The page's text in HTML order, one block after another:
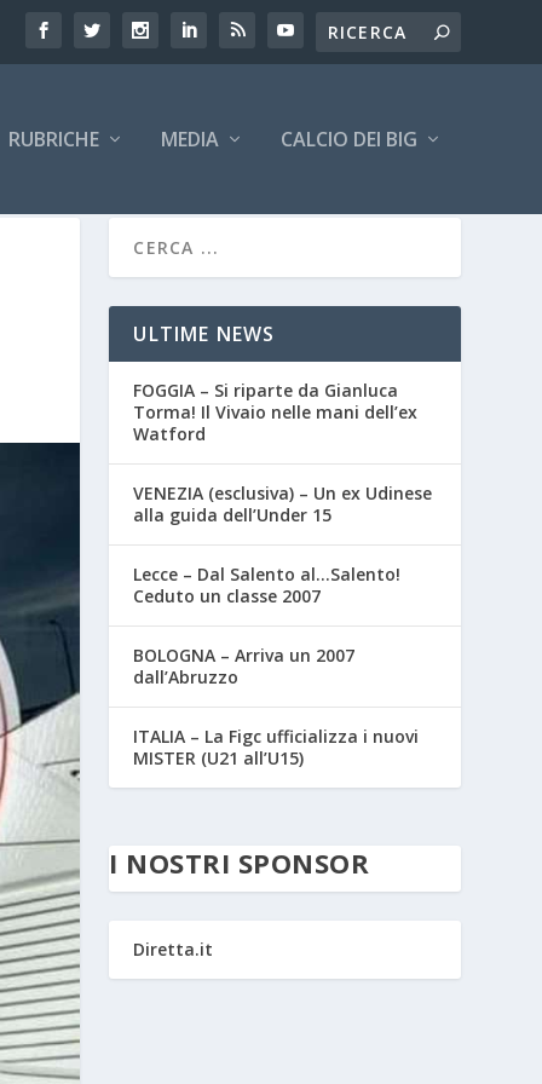
RUBRICHE MEDIA CALCIO DEI BIG
ULTIME NEWS
FOGGIA – Si riparte da Gianluca
Torma! Il Vivaio nelle mani dell’ex
Watford
VENEZIA (esclusiva) – Un ex Udinese
alla guida dell’Under 15
Lecce – Dal Salento al…Salento!
Ceduto un classe 2007
BOLOGNA – Arriva un 2007
dall’Abruzzo
ITALIA – La Figc ufficializza i nuovi
MISTER (U21 all’U15)
I NOSTRI SPONSOR
Diretta.it